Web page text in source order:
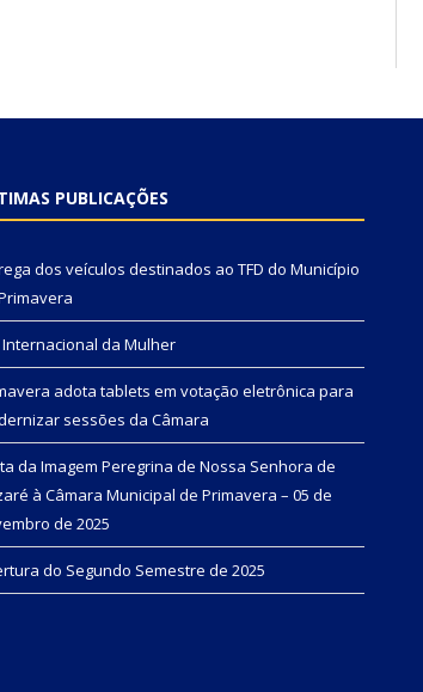
PUBLICAÇÕES
dos veículos destinados ao TFD do Município
Internacional da Mulher
adota tablets em votação eletrônica para
sessões da Câmara
da Imagem Peregrina de Nossa Senhora de
à Câmara Municipal de Primavera – 05 de
de 2025
do Segundo Semestre de 2025